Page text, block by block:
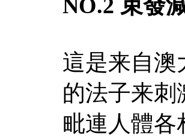
NO.2 束發
這是来自
的法子来刺
毗連人體各